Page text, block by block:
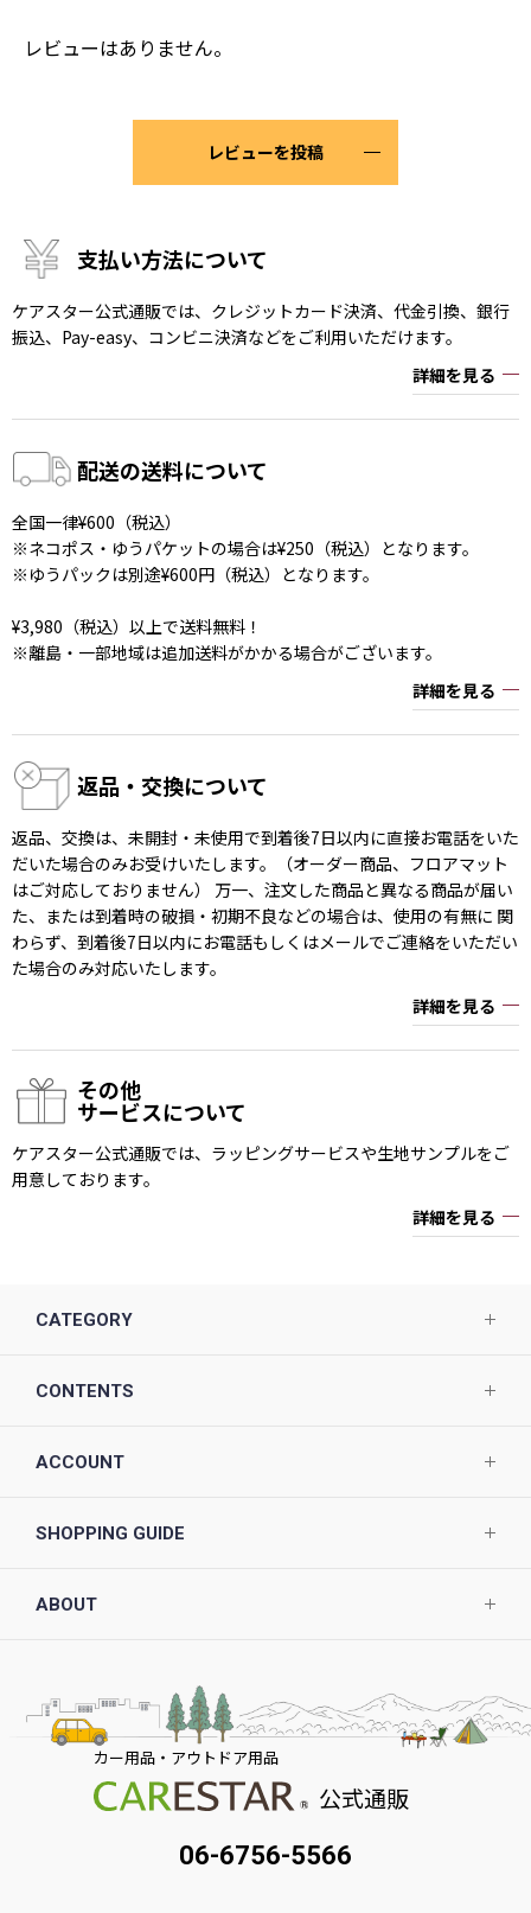
レビューはありません。
レビューを投稿
支払い方法について
ケアスター公式通販では、クレジットカード決済、代金引換、銀行
振込、Pay-easy、コンビニ決済などをご利用いただけます。
詳細を見る
配送の送料について
全国一律¥600（税込）
※ネコポス・ゆうパケットの場合は¥250（税込）となります。
※ゆうパックは別途¥600円（税込）となります。
¥3,980（税込）以上で送料無料！
※離島・一部地域は追加送料がかかる場合がございます。
詳細を見る
返品・交換について
返品、交換は、未開封・未使用で到着後7日以内に直接お電話をいた
だいた場合のみお受けいたします。（オーダー商品、フロアマット
はご対応しておりません） 万一、注文した商品と異なる商品が届い
た、または到着時の破損・初期不良などの場合は、使用の有無に 関
わらず、到着後7日以内にお電話もしくはメールでご連絡をいただい
た場合のみ対応いたします。
詳細を見る
その他
サービスについて
ケアスター公式通販では、ラッピングサービスや生地サンプルをご
用意しております。
詳細を見る
CATEGORY
CONTENTS
ACCOUNT
SHOPPING GUIDE
ABOUT
カー用品・アウトドア用品
公式通販
06-6756-5566